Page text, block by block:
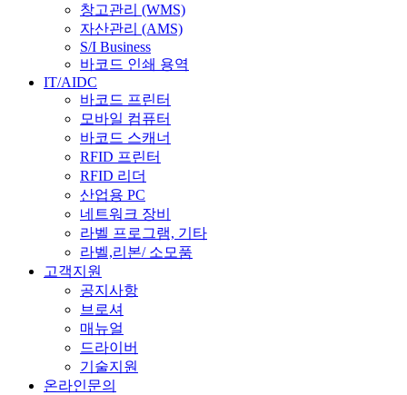
창고관리 (WMS)
자산관리 (AMS)
S/I Business
바코드 인쇄 용역
IT/AIDC
바코드 프린터
모바일 컴퓨터
바코드 스캐너
RFID 프린터
RFID 리더
산업용 PC
네트워크 장비
라벨 프로그램, 기타
라벨,리본/ 소모품
고객지원
공지사항
브로셔
매뉴얼
드라이버
기술지원
온라인문의